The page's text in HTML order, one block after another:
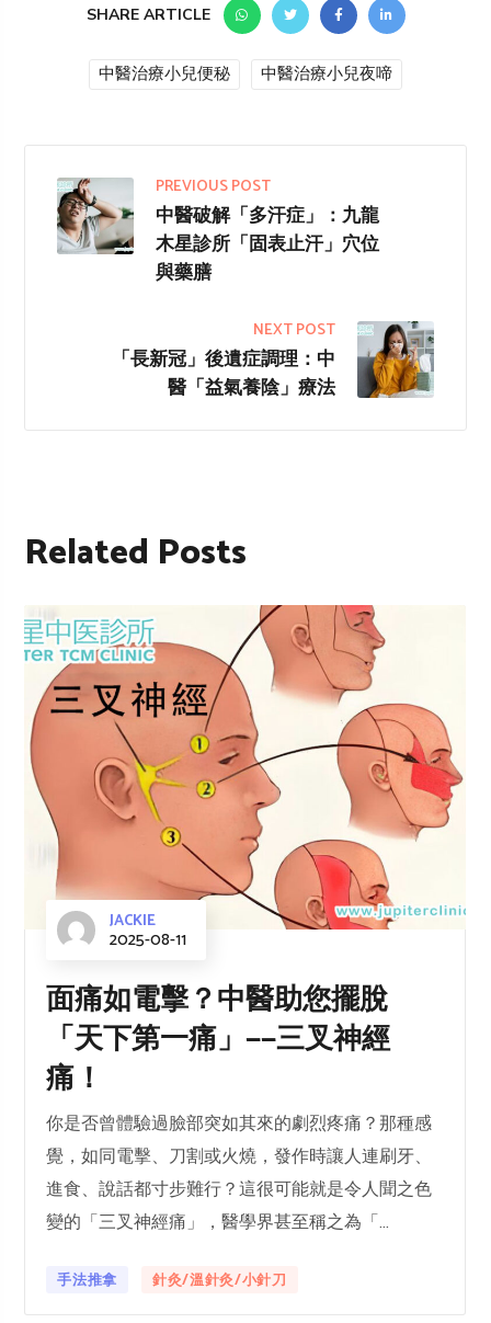
SHARE ARTICLE
中醫治療小兒便秘 中醫治療小兒夜啼
PREVIOUS POST
中醫破解「多汗症」：九龍
木星診所「固表止汗」穴位
與藥膳
NEXT POST
「長新冠」後遺症調理：中
醫「益氣養陰」療法
Related Posts
JACKIE
2025-08-11
面痛如電擊？中醫助您擺脫
「天下第一痛」——三叉神經
痛！
你是否曾體驗過臉部突如其來的劇烈疼痛？那種感
覺，如同電擊、刀割或火燒，發作時讓人連刷牙、
進食、說話都寸步難行？這很可能就是令人聞之色
變的「三叉神經痛」，醫學界甚至稱之為「...
手法推拿 針灸/溫針灸/小針刀